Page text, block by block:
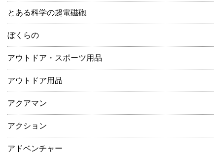
とある科学の超電磁砲
ぼくらの
アウトドア・スポーツ用品
アウトドア用品
アクアマン
アクション
アドベンチャー